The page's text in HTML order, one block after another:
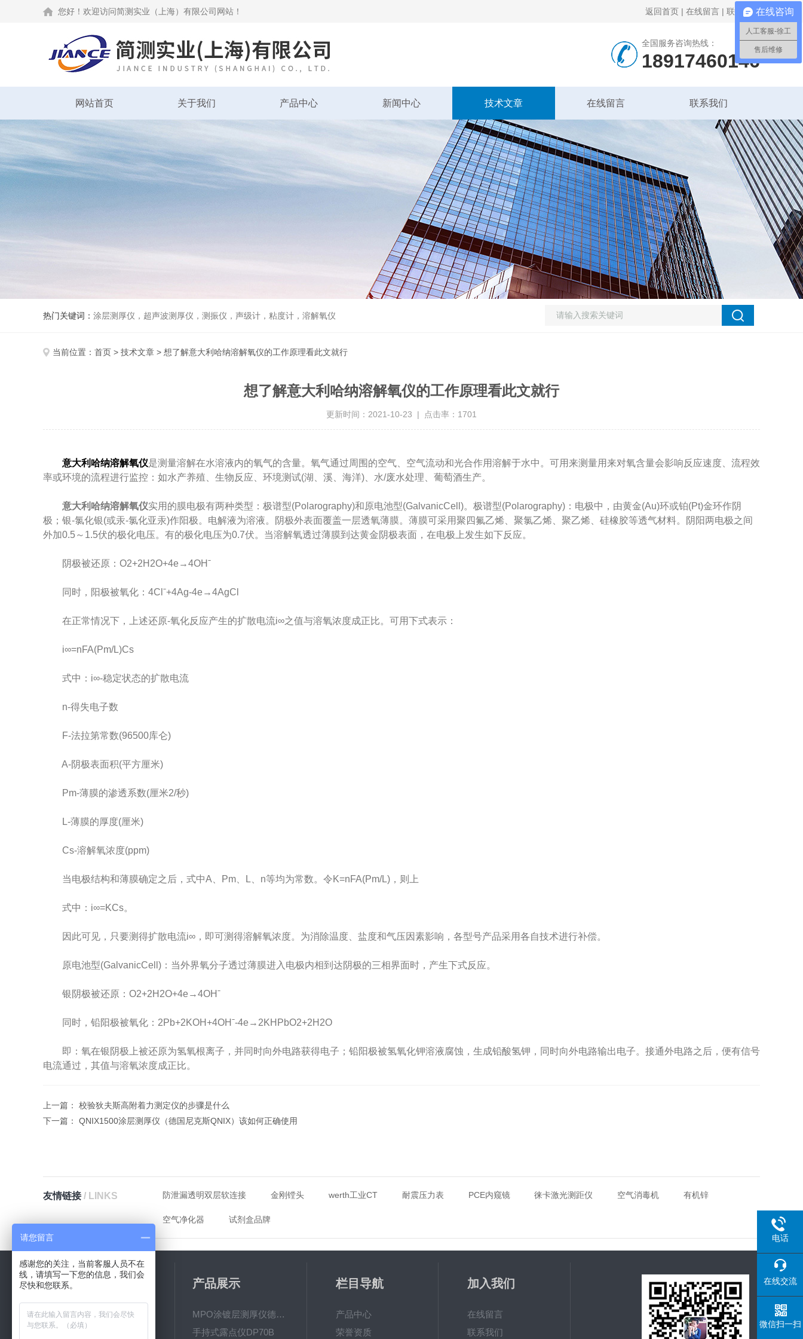
您好！欢迎访问简测实业（上海）有限公司网站！ 返回首页 | 在线留言 | 联系我们
全国服务咨询热线：
18917460146
网站首页 关于我们 产品中心 新闻中心 技术文章 在线留言 联系我们
热门关键词： 涂层测厚仪，超声波测厚仪，测振仪，声级计，粘度计，溶解氧仪
当前位置： 首页 > 技术文章 > 想了解意大利哈纳溶解氧仪的工作原理看此文就行
想了解意大利哈纳溶解氧仪的工作原理看此文就行
更新时间：2021-10-23 | 点击率：1701
意大利哈纳溶解氧仪是测量溶解在水溶液内的氧气的含量。氧气通过周围的空气、空气流动和光合作用溶解于水中。可用来测量用来对氧含量会影响反应速度、流程效
率或环境的流程进行监控：如水产养殖、生物反应、环境测试(湖、溪、海洋)、水/废水处理、葡萄酒生产。
意大利哈纳溶解氧仪实用的膜电极有两种类型：极谱型(Polarography)和原电池型(GalvanicCell)。极谱型(Polarography)：电极中，由黄金(Au)环或铂(Pt)金环作阴
极；银-氯化银(或汞-氯化亚汞)作阳极。电解液为溶液。阴极外表面覆盖一层透氧薄膜。薄膜可采用聚四氟乙烯、聚氯乙烯、聚乙烯、硅橡胶等透气材料。阴阳两电极之间
外加0.5～1.5伏的极化电压。有的极化电压为0.7伏。当溶解氧透过薄膜到达黄金阴极表面，在电极上发生如下反应。
阴极被还原：O2+2H2O+4e→4OHˉ
同时，阳极被氧化：4Clˉ+4Ag-4e→4AgCl
在正常情况下，上述还原-氧化反应产生的扩散电流i∞之值与溶氧浓度成正比。可用下式表示：
i∞=nFA(Pm/L)Cs
式中：i∞-稳定状态的扩散电流
n-得失电子数
F-法拉第常数(96500库仑)
A-阴极表面积(平方厘米)
Pm-薄膜的渗透系数(厘米2/秒)
L-薄膜的厚度(厘米)
Cs-溶解氧浓度(ppm)
当电极结构和薄膜确定之后，式中A、Pm、L、n等均为常数。令K=nFA(Pm/L)，则上
式中：i∞=KCs。
因此可见，只要测得扩散电流i∞，即可测得溶解氧浓度。为消除温度、盐度和气压因素影响，各型号产品采用各自技术进行补偿。
原电池型(GalvanicCell)：当外界氧分子透过薄膜进入电极内相到达阴极的三相界面时，产生下式反应。
银阴极被还原：O2+2H2O+4e→4OHˉ
同时，铅阳极被氧化：2Pb+2KOH+4OHˉ-4e→2KHPbO2+2H2O
即：氧在银阴极上被还原为氢氧根离子，并同时向外电路获得电子；铅阳极被氢氧化钾溶液腐蚀，生成铅酸氢钾，同时向外电路输出电子。接通外电路之后，便有信号
电流通过，其值与溶氧浓度成正比。
上一篇： 校验狄夫斯高附着力测定仪的步骤是什么
下一篇： QNIX1500涂层测厚仪（德国尼克斯QNIX）该如何正确使用
友情链接/ LINKS 防泄漏透明双层软连接 金刚镗头 werth工业CT 耐震压力表 PCE内窥镜 徕卡激光测距仪 空气消毒机 有机锌
空气净化器 试剂盒品牌
公司简介
新闻动态
产品展示
MPO涂镀层测厚仪德国菲希尔FISCHER
手持式露点仪DP70B
栏目导航
产品中心
荣誉资质
加入我们
在线留言
联系我们
电话
在线交流
微信扫一扫
在线咨询
人工客服-徐工
售后维修
请您留言
感谢您的关注，当前客服人员不在
线，请填写一下您的信息，我们会
尽快和您联系。